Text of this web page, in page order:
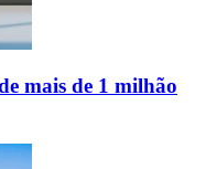
mais de 1 milhão